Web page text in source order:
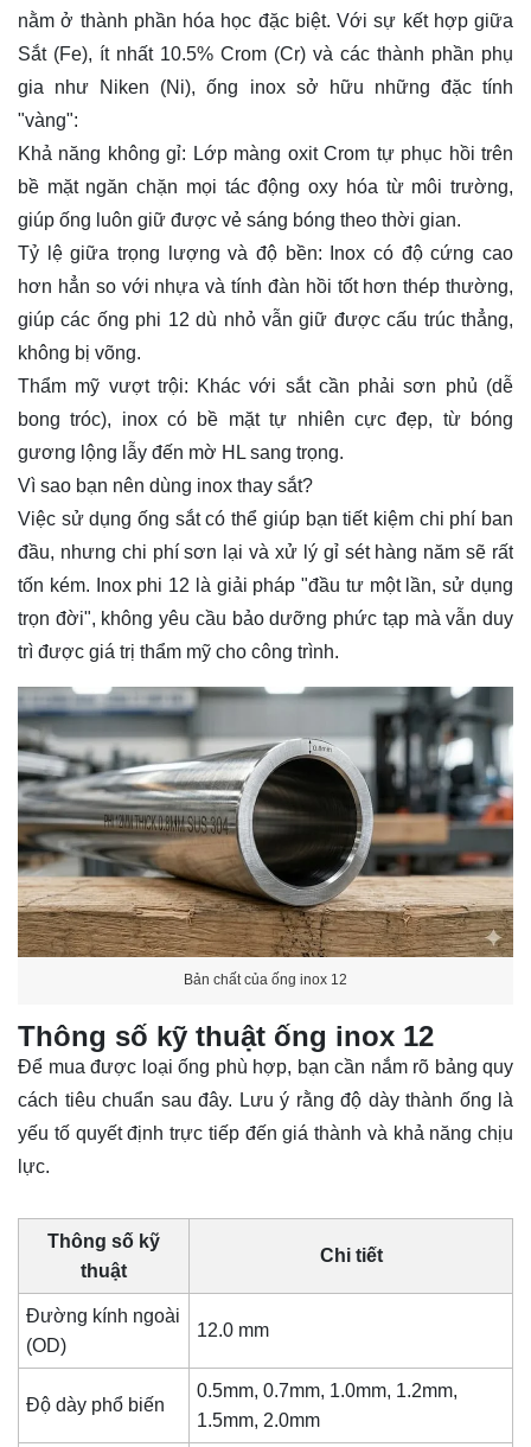
nằm ở thành phần hóa học đặc biệt. Với sự kết hợp giữa
Sắt (Fe), ít nhất 10.5% Crom (Cr) và các thành phần phụ
gia như Niken (Ni), ống inox sở hữu những đặc tính
"vàng":
Khả năng không gỉ: Lớp màng oxit Crom tự phục hồi trên
bề mặt ngăn chặn mọi tác động oxy hóa từ môi trường,
giúp ống luôn giữ được vẻ sáng bóng theo thời gian.
Tỷ lệ giữa trọng lượng và độ bền: Inox có độ cứng cao
hơn hẳn so với nhựa và tính đàn hồi tốt hơn thép thường,
giúp các ống phi 12 dù nhỏ vẫn giữ được cấu trúc thẳng,
không bị võng.
Thẩm mỹ vượt trội: Khác với sắt cần phải sơn phủ (dễ
bong tróc), inox có bề mặt tự nhiên cực đẹp, từ bóng
gương lộng lẫy đến mờ HL sang trọng.
Vì sao bạn nên dùng inox thay sắt?
Việc sử dụng ống sắt có thể giúp bạn tiết kiệm chi phí ban
đầu, nhưng chi phí sơn lại và xử lý gỉ sét hàng năm sẽ rất
tốn kém. Inox phi 12 là giải pháp "đầu tư một lần, sử dụng
trọn đời", không yêu cầu bảo dưỡng phức tạp mà vẫn duy
trì được giá trị thẩm mỹ cho công trình.
Bản chất của ống inox 12
Thông số kỹ thuật ống inox 12
Để mua được loại ống phù hợp, bạn cần nắm rõ bảng quy
cách tiêu chuẩn sau đây. Lưu ý rằng độ dày thành ống là
yếu tố quyết định trực tiếp đến giá thành và khả năng chịu
lực.
Thông số kỹ
thuật
Chi tiết
Đường kính ngoài
(OD)
12.0 mm
Độ dày phổ biến
0.5mm, 0.7mm, 1.0mm, 1.2mm,
1.5mm, 2.0mm